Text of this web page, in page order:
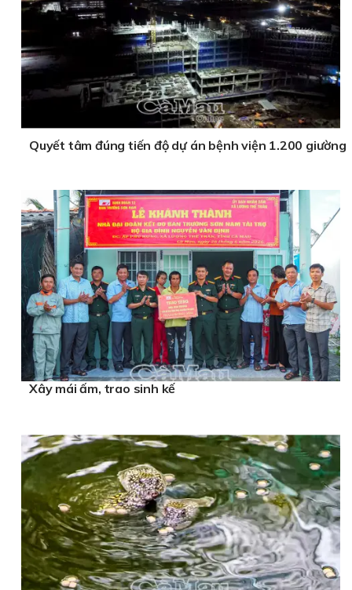
Quyết tâm đúng tiến độ dự án bệnh viện 1.200 giường
Xây mái ấm, trao sinh kế